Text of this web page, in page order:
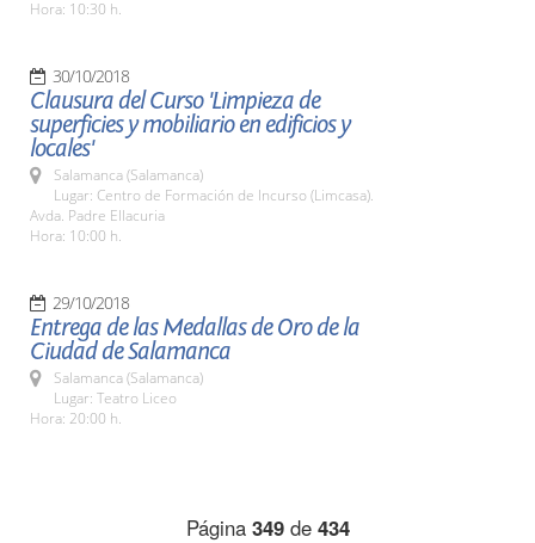
Hora: 10:30 h.
30/10/2018
Clausura del Curso 'Limpieza de
superficies y mobiliario en edificios y
locales'
Salamanca (Salamanca)
Lugar: Centro de Formación de Incurso (Limcasa).
Avda. Padre Ellacuria
Hora: 10:00 h.
29/10/2018
Entrega de las Medallas de Oro de la
Ciudad de Salamanca
Salamanca (Salamanca)
Lugar: Teatro Liceo
Hora: 20:00 h.
Página 349de 434